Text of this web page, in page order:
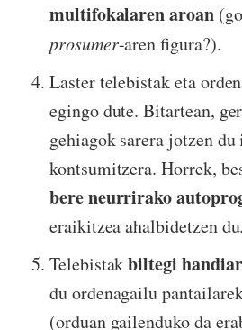
multifokalaren aroan
prosumer-aren figura?).
Laster telebistak eta
egingo dute. Bitartean,
gehiagok sarera jotzen
kontsumitzera. Horrek,
bere neurrirako
eraikitzea ahalbidetzen du.
Telebistakbiltegi
du ordenagailu
(orduan gailenduko da